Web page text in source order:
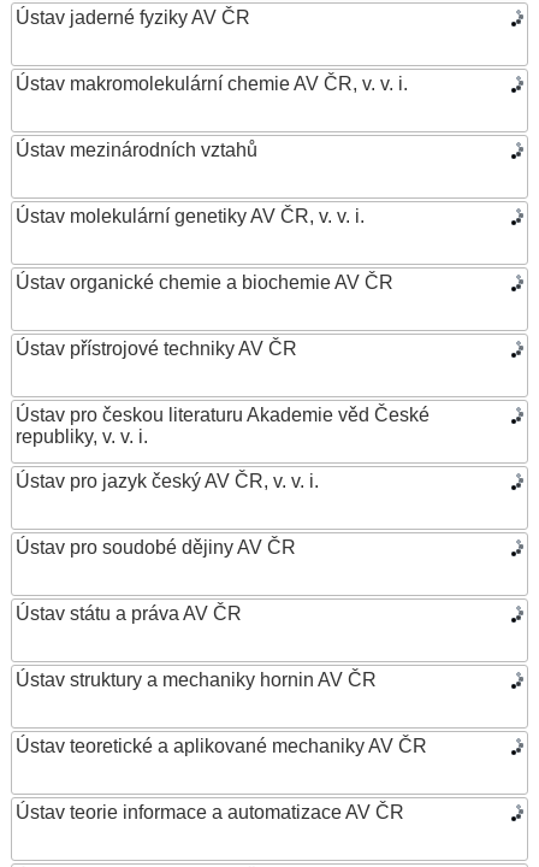
Ústav jaderné fyziky AV ČR
Ústav makromolekulární chemie AV ČR, v. v. i.
Ústav mezinárodních vztahů
Ústav molekulární genetiky AV ČR, v. v. i.
Ústav organické chemie a biochemie AV ČR
Ústav přístrojové techniky AV ČR
Ústav pro českou literaturu Akademie věd České
republiky, v. v. i.
Ústav pro jazyk český AV ČR, v. v. i.
Ústav pro soudobé dějiny AV ČR
Ústav státu a práva AV ČR
Ústav struktury a mechaniky hornin AV ČR
Ústav teoretické a aplikované mechaniky AV ČR
Ústav teorie informace a automatizace AV ČR